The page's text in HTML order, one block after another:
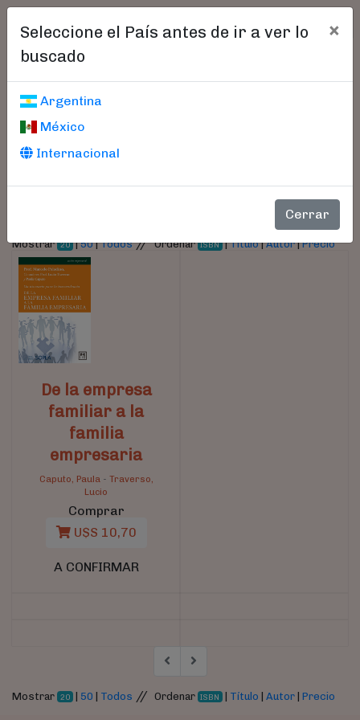
Seleccione el País antes de ir a ver lo
buscado
×
Argentina
México
Internacional
Cerrar
Libros encontrados
Parámetros
Mostrar 20 |50|Todos//Ordenar ISBN |Título|Autor|Precio
De la empresa
familiar a la
familia
empresaria
Caputo, Paula - Traverso,
Lucio
Comprar
U$S 10,70
A CONFIRMAR
Mostrar 20 | 50 | Todos // Ordenar ISBN | Título |Autor |Precio